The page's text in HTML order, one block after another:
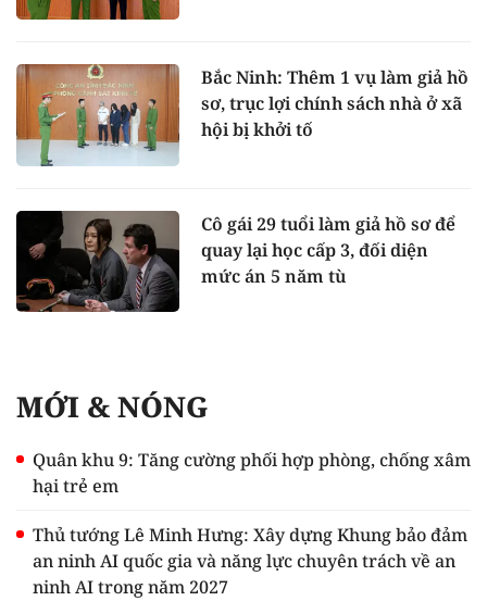
Bắc Ninh: Thêm 1 vụ làm giả hồ
sơ, trục lợi chính sách nhà ở xã
hội bị khởi tố
Cô gái 29 tuổi làm giả hồ sơ để
quay lại học cấp 3, đối diện
mức án 5 năm tù
MỚI & NÓNG
Quân khu 9: Tăng cường phối hợp phòng, chống xâm
hại trẻ em
Thủ tướng Lê Minh Hưng: Xây dựng Khung bảo đảm
an ninh AI quốc gia và năng lực chuyên trách về an
ninh AI trong năm 2027